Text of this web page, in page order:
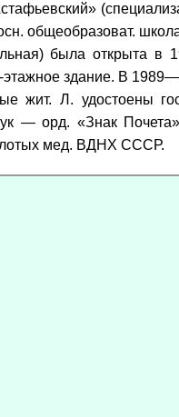
общеобразоват.
была открыта в
здание. В
жит. Л. удостоены
— орд. «Знак
мед. ВДНХ СССР.